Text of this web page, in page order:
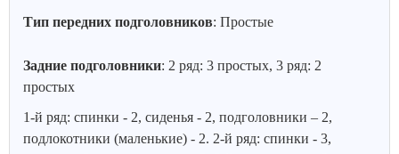
Тип передних подголовников: Простые
Задние подголовники: 2 ряд: 3 простых, 3 ряд: 2
простых
1-й ряд: спинки - 2, сиденья - 2, подголовники – 2,
подлокотники (маленькие) - 2. 2-й ряд: спинки - 3,